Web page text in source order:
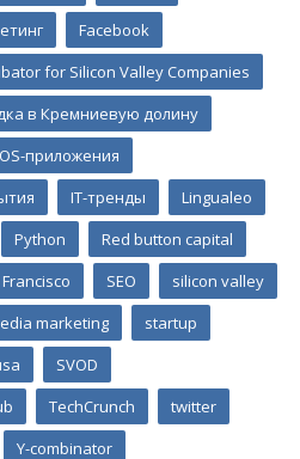
Facebook
for Silicon Valley Companies
в Кремниевую долину
приложения
IT-тренды
Lingualeo
Python
Red button capital
SEO
silicon valley
marketing
startup
SVOD
TechCrunch
twitter
Y-combinator